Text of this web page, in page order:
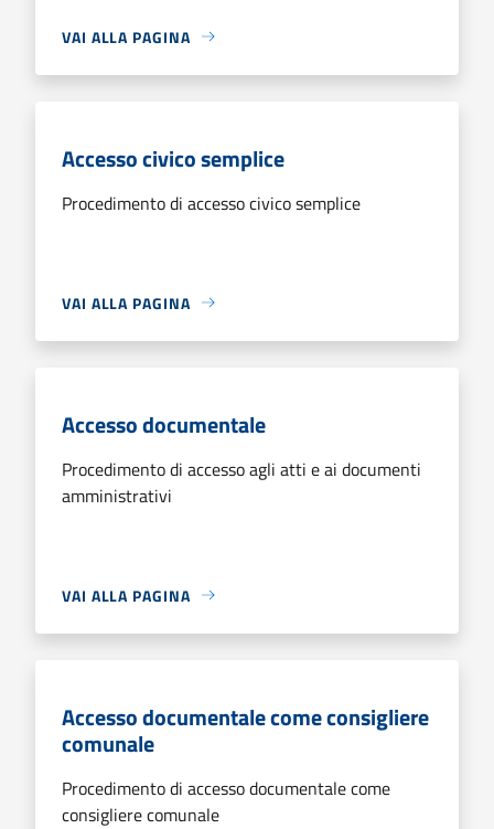
VAI ALLA PAGINA
Accesso civico semplice
Procedimento di accesso civico semplice
VAI ALLA PAGINA
Accesso documentale
Procedimento di accesso agli atti e ai documenti
amministrativi
VAI ALLA PAGINA
Accesso documentale come consigliere
comunale
Procedimento di accesso documentale come
consigliere comunale